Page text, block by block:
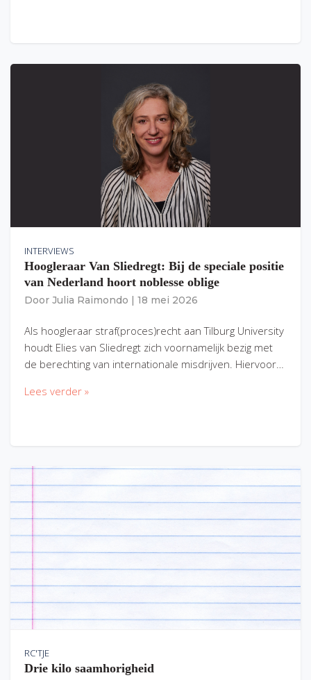
INTERVIEWS
Hoogleraar Van Sliedregt: Bij de speciale positie
van Nederland hoort noblesse oblige
Door Julia Raimondo 18 mei 2026
Als hoogleraar straf(proces)recht aan Tilburg University
houdt Elies van Sliedregt zich voornamelijk bezig met
de berechting van internationale misdrijven. Hiervoor…
Lees verder »
RC'TJE
Drie kilo saamhorigheid